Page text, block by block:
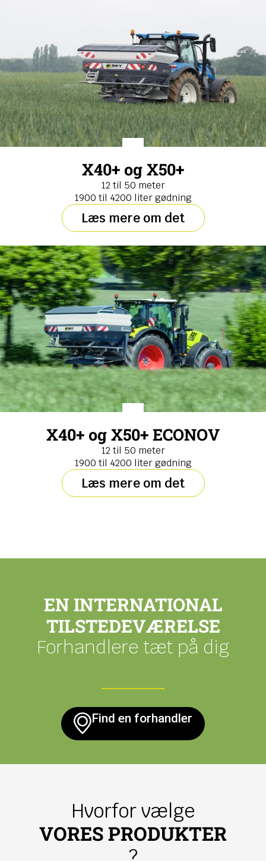
X40+ og X50+
12 til 50 meter
1900 til 4200 liter gødning
Læs mere om det
X40+ og X50+ ECONOV
12 til 50 meter
1900 til 4200 liter gødning
Læs mere om det
EN INTERNATIONAL
TILSTEDEVÆRELSE
Forhandlere tæt på dig
Find en forhandler
Hvorfor vælge
VORES PRODUKTER
?